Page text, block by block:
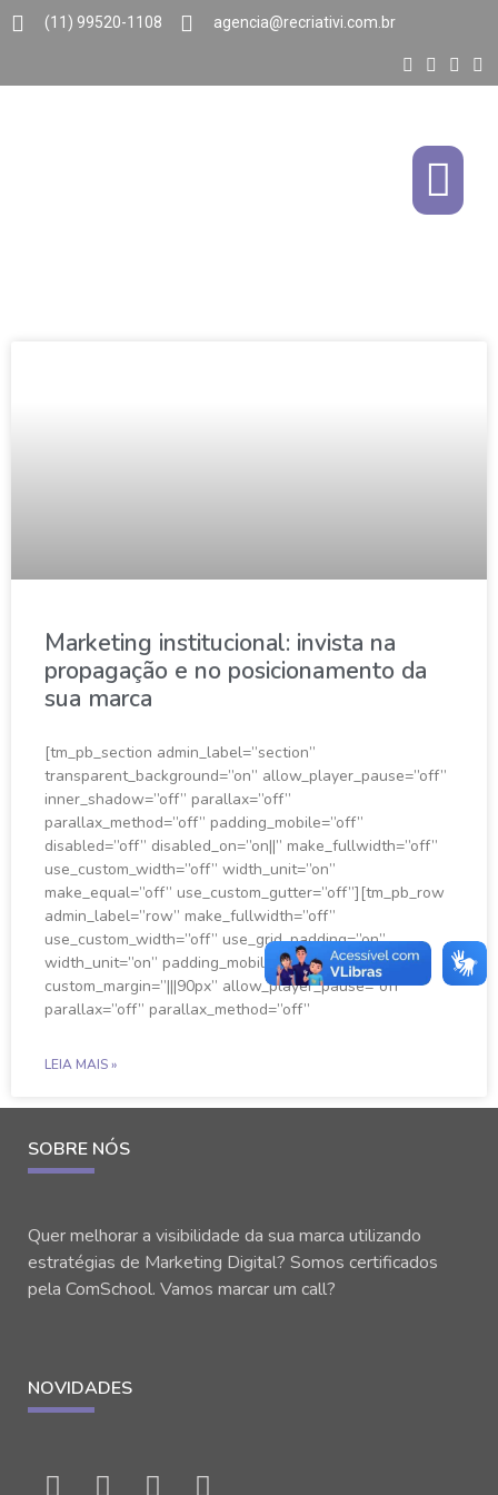
(11) 99520-1108 agencia@recriativi.com.br
Marketing institucional: invista na
propagação e no posicionamento da
sua marca
[tm_pb_section admin_label=”section”
transparent_background=”on” allow_player_pause=”off”
inner_shadow=”off” parallax=”off”
parallax_method=”off” padding_mobile=”off”
disabled=”off” disabled_on=”on||” make_fullwidth=”off”
use_custom_width=”off” width_unit=”on”
make_equal=”off” use_custom_gutter=”off”][tm_pb_row
admin_label=”row” make_fullwidth=”off”
use_custom_width=”off” use_grid_padding=”on”
width_unit=”on” padding_mobile=”off”
custom_margin=”|||90px” allow_player_pause=”off”
parallax=”off” parallax_method=”off”
LEIA MAIS »
SOBRE NÓS
Quer melhorar a visibilidade da sua marca utilizando
estratégias de Marketing Digital? Somos certificados
pela ComSchool. Vamos marcar um call?
NOVIDADES